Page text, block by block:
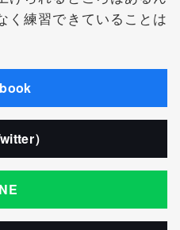
く練習できていることは
）